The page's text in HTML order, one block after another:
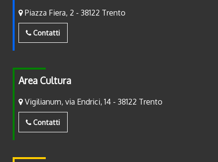
Piazza Fiera, 2 - 38122 Trento
Contatti
Area Cultura
Vigilianum, via Endrici, 14 - 38122 Trento
Contatti